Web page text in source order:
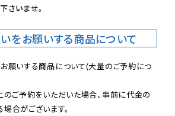
さいませ。
をお願いする商品について
願いする商品について(大量のご予約につ
ご予約をいただいた場合、事前に代金の
合がございます。